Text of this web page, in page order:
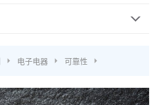
电子电器 可靠性